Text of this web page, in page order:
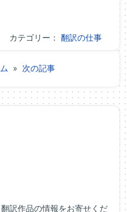
カテゴリー： 翻訳の仕事
» 次の記事
訳作品の情報をお寄せくだ